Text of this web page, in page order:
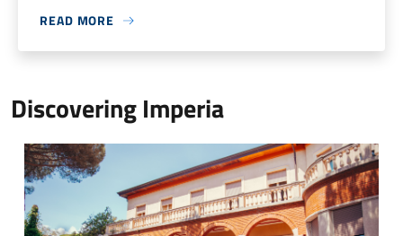
READ MORE
Discovering Imperia
Museo Arte Contemporanea Imperia